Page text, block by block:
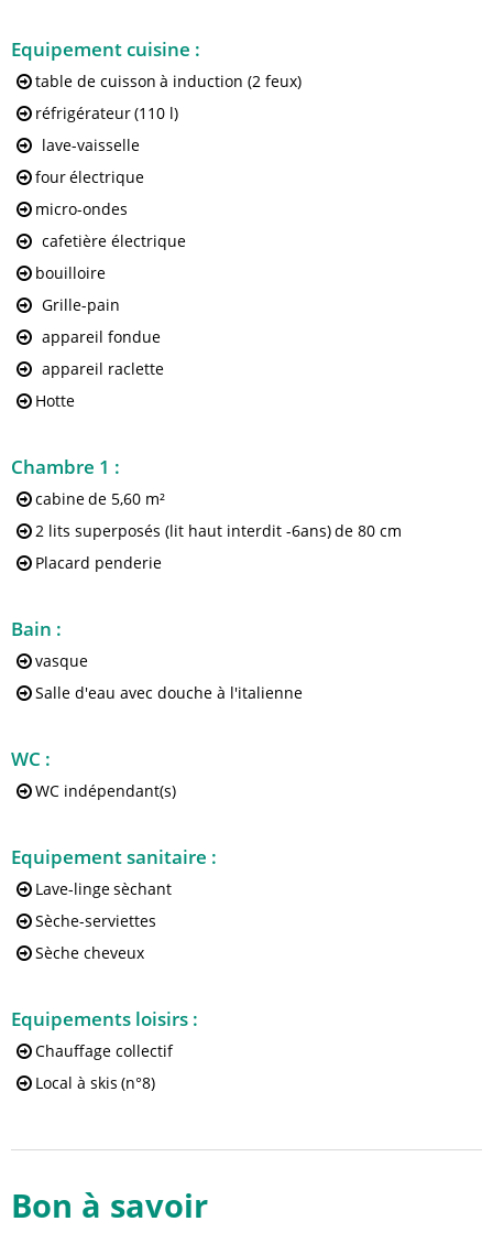
Equipement cuisine :
table de cuisson à induction (2 feux)
réfrigérateur(110 l)
lave-vaisselle
fourélectrique
micro-ondes
cafetière électrique
bouilloire
Grille-pain
appareil fondue
appareil raclette
Hotte
Chambre 1 :
cabinede 5,60 m²
2 lits superposés (lit haut interdit -6ans)de 80 cm
Placard penderie
Bain :
vasque
Salle d'eau avec douche à l'italienne
WC :
WC indépendant(s)
Equipement sanitaire :
Lave-lingesèchant
Sèche-serviettes
Sèche cheveux
Equipements loisirs :
Chauffage collectif
Local à skis (n°8)
Bon à savoir